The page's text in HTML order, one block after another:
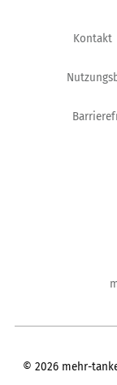
Kontakt
© 2026 mehr-